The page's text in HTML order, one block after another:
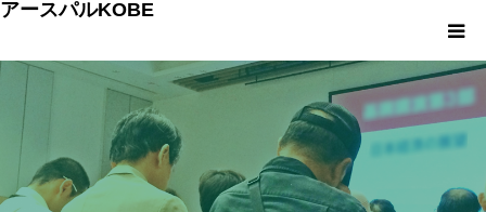
アースパルKOBE
アースパルKOBEとは